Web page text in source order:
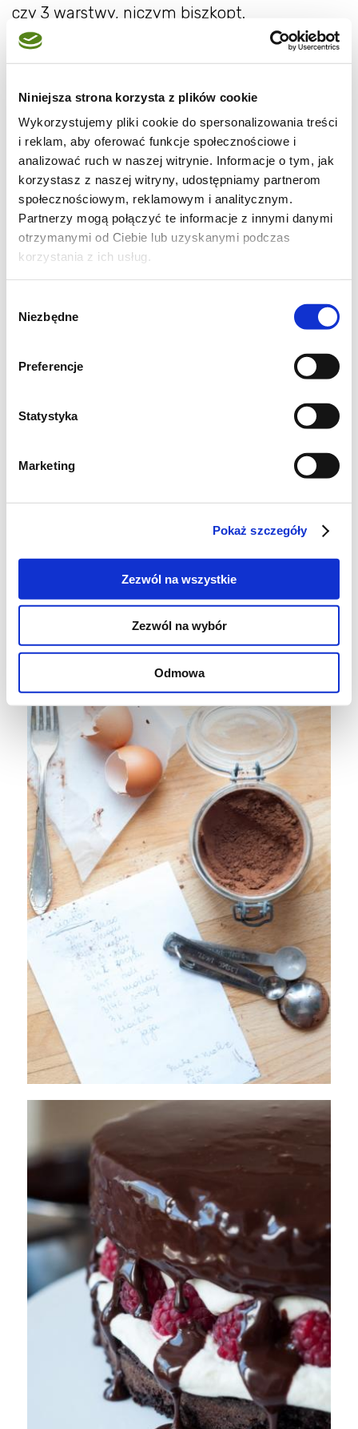
Niniejsza strona korzysta z plików cookie
Wykorzystujemy pliki cookie do spersonalizowania treści
i reklam, aby oferować funkcje społecznościowe i
analizować ruch w naszej witrynie. Informacje o tym, jak
korzystasz z naszej witryny, udostępniamy partnerom
społecznościowym, reklamowym i analitycznym.
Partnerzy mogą połączyć te informacje z innymi danymi
otrzymanymi od Ciebie lub uzyskanymi podczas
korzystania z ich usług.
zgody
Niezbędne
Preferencje
Statystyka
Marketing
Pokaż szczegóły
Zezwól na wszystkie
Zezwól na wybór
Odmowa
czy 3 warstwy, niczym biszkopt.
Całość przełożyłam śmietanką i
kremówka i owoce to jedna z moich
ulubionych kombinacji smakowych!